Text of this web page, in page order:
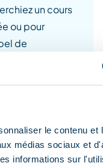
le contenu et
médias sociaux et
informations sur
un cours
ou pour
de
le cours de ski
peuvent